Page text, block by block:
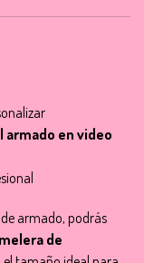
armado en video
armado, podrás
de